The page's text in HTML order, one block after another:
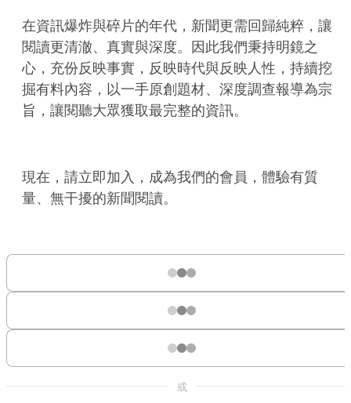
在資訊爆炸與碎片的年代，新聞更需回歸純粹，讓
閱讀更清澈、真實與深度。因此我們秉持明鏡之
心，充份反映事實，反映時代與反映人性，持續挖
掘有料內容，以一手原創題材、深度調查報導為宗
旨，讓閱聽大眾獲取最完整的資訊。
現在，請立即加入，成為我們的會員，體驗有質
量、無干擾的新聞閱讀。
或